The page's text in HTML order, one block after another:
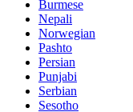
Burmese
Nepali
Norwegian
Pashto
Persian
Punjabi
Serbian
Sesotho